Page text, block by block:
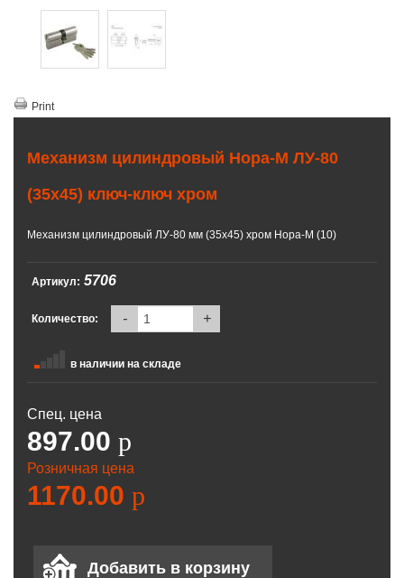
Print
Механизм цилиндровый Нора-М ЛУ-80
(35х45) ключ-ключ хром
Механизм цилиндровый ЛУ-80 мм (35х45) хром Нора-М (10)
Артикул: 5706
Количество: - +
в наличии на складе
Спец. цена
897.00 p
Розничная цена
1170.00 p